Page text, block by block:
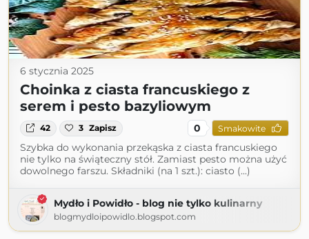
6 stycznia 2025
Choinka z ciasta francuskiego z
serem i pesto bazyliowym
42 3 Zapisz 0 Smakowite
Szybka do wykonania przekąska z ciasta francuskiego
nie tylko na świąteczny stół. Zamiast pesto można użyć
dowolnego farszu. Składniki (na 1 szt.): ciasto (...)
Mydło i Powidło - blog nie tylko kulinarny
blogmydloipowidlo.blogspot.com